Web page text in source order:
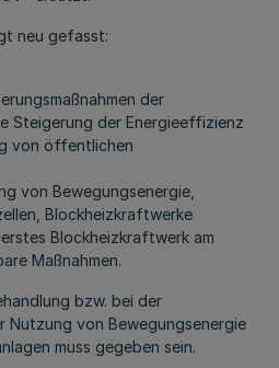
neu gefasst:
der
Steigerung der Energieeffizienz
von öffentlichen
von Bewegungsenergie,
Blockheizkraftwerke
Blockheizkraftwerk am
Maßnahmen.
bzw. bei der
Nutzung von Bewegungsenergie
muss gegeben sein.